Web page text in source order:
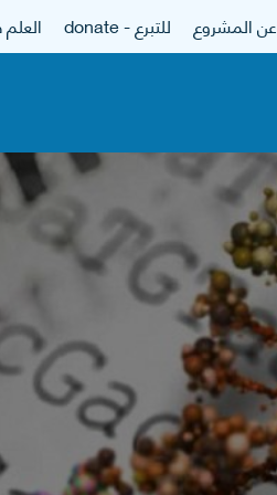
عن المشروع للتبرع - donate